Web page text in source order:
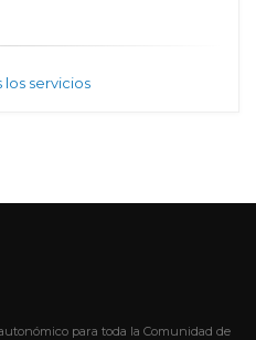
los servicios
para toda la Comunidad de